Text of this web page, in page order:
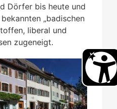
Dörfer bis heute und
„badischen
liberal und
zugeneigt.